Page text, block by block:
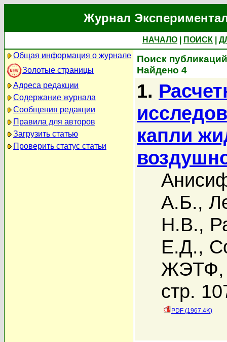
Журнал
НАЧАЛО ПОИСК
Общая информация о журнале
Золотые страницы
Адреса редакции
Содержание журнала
Сообщения редакции
Правила для авторов
Загрузить статью
Проверить статус статьи
Поиск
Найдено 4
1.
капли
А.Б.,
Н.В.,
Е.Д.,
ЖЭТФ,
стр.
PDF (1967.4K)